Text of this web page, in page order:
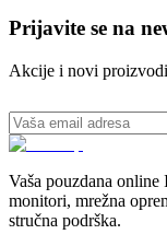
Prijavite se na
Akcije i novi
Vaša pouzdana
monitori, mrežna
stručna podrška.